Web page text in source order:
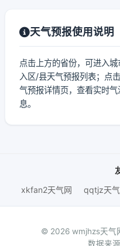
天气预报使用说明
点击上方的省份，可进入
入区/县天气预报列表；点
气预报详情页，查看实时
息。
xkfan2天气网
qqtjz天
© 2026 wmjhzs天气
数据来